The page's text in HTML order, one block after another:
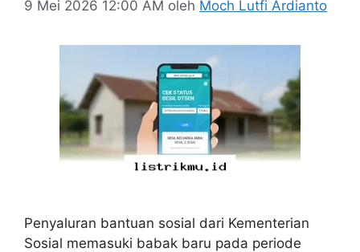
9 Mei 2026 12:00 AM oleh Moch Lutfi Ardianto
Penyaluran bantuan sosial dari Kementerian
Sosial memasuki babak baru pada periode